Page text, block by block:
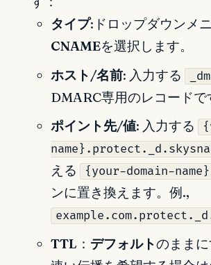
タイプ:ドロップダウンメ
CNAMEを選択します。
ホスト/名前: 入力する
DMARC専用のレコードで
ポイント先/値: 入力する
える
{your-domain-name}
ンに置き換えます。例.,
TTL ： デフォルトのまま